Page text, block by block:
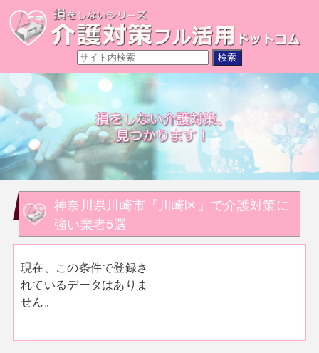
神奈川県川崎市『川崎区』で介護対策に
強い業者5選
現在、この条件で登録さ
れているデータはありま
せん。